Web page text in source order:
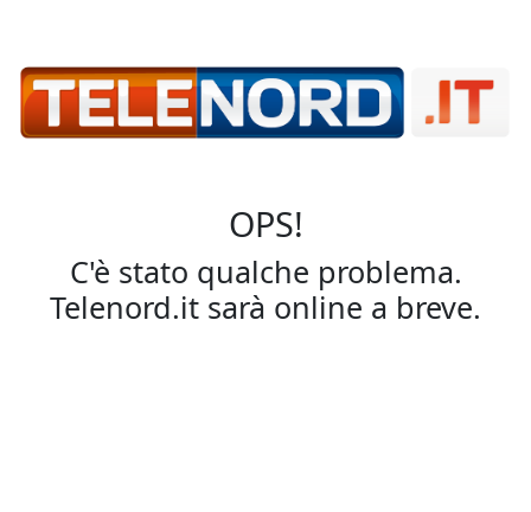
OPS!
C'è stato qualche problema.
Telenord.it sarà online a breve.